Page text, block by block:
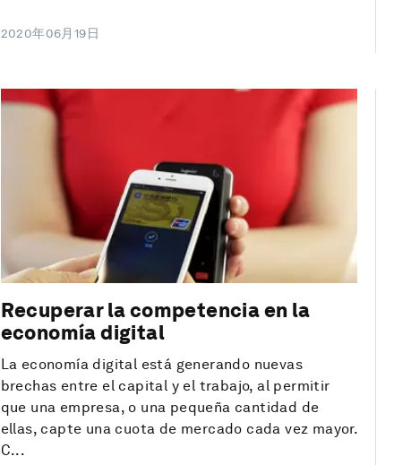
2020年06月19日
Recuperar la competencia en la
economía digital
La economía digital está generando nuevas
brechas entre el capital y el trabajo, al permitir
que una empresa, o una pequeña cantidad de
ellas, capte una cuota de mercado cada vez mayor.
C...